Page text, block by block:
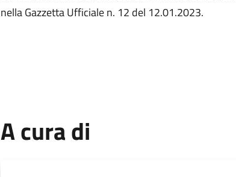
nella Gazzetta Ufficiale n. 12 del 12.01.2023.
A cura di